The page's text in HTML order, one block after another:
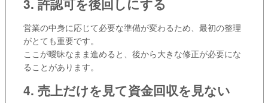
3. 許認可を後回しにする
営業の中身に応じて必要な準備が変わるため、最初の整理
がとても重要です。
ここが曖昧なまま進めると、後から大きな修正が必要にな
ることがあります。
4. 売上だけを見て資金回収を見ない